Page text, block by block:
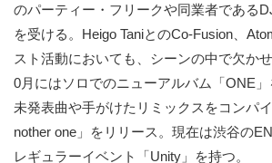
のパーティー・フリークや同業者である
を受ける。Heigo TaniとのCo-Fusion、
スト活動においても、シーンの中で欠か
0月にはソロでのニューアルバム「ONE
未発表曲や手がけたリミックスをコンパ
nother one」をリリース。現在は渋谷の
レギュラーイベント「Unity」を持つ。